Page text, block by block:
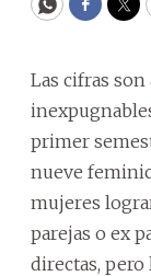
WhatsApp
Las cifras
primer
nueve
mujeres
parejas o ex
directas,